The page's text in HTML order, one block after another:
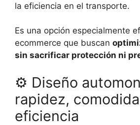
la eficiencia en el transporte.
Es una opción especialmente
ecommerce que buscan
sin sacrificar protección ni
⚙ Diseño
rapidez,
eficiencia